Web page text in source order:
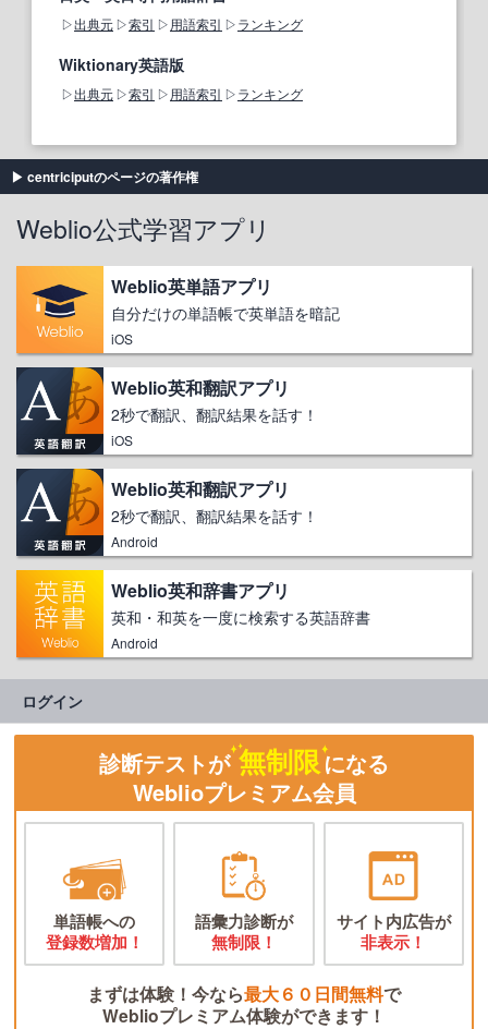
出典元 索引 用語索引 ランキング
Wiktionary英語版
出典元 索引 用語索引 ランキング
centriciputのページの著作権
Weblio公式学習アプリ
Weblio英単語アプリ
自分だけの単語帳で英単語を暗記
iOS
Weblio英和翻訳アプリ
2秒で翻訳、翻訳結果を話す！
iOS
Weblio英和翻訳アプリ
2秒で翻訳、翻訳結果を話す！
Android
Weblio英和辞書アプリ
英和・和英を一度に検索する英語辞書
Android
ログイン
診断テストが 無制限になる
Weblioプレミアム会員
単語帳への
登録数増加！
語彙力診断が
無制限！
サイト内広告が
非表示！
まずは体験！今なら最大６０日間無料で
Weblioプレミアム体験ができます！